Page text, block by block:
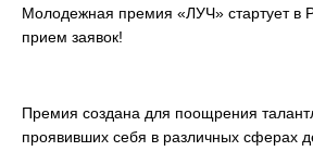
Молодежная премия «ЛУЧ» стартует в
прием заявок!
Премия создана для поощрения
проявивших себя в различных сферах